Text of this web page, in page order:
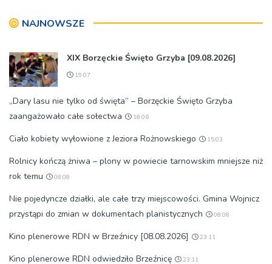
NAJNOWSZE
XIX Borzęckie Święto Grzyba [09.08.2026]
19:07
„Dary lasu nie tylko od święta” – Borzęckie Święto Grzyba
zaangażowało całe sołectwa
18:06
Ciało kobiety wyłowione z Jeziora Rożnowskiego 15:03
Rolnicy kończą żniwa – plony w powiecie tarnowskim mniejsze niż
rok temu
08:08
Nie pojedyncze działki, ale całe trzy miejscowości. Gmina Wojnicz
przystąpi do zmian w dokumentach planistycznych
08:08
Kino plenerowe RDN w Brzeźnicy [08.08.2026] 23:11
Kino plenerowe RDN odwiedziło Brzeźnicę 23:11